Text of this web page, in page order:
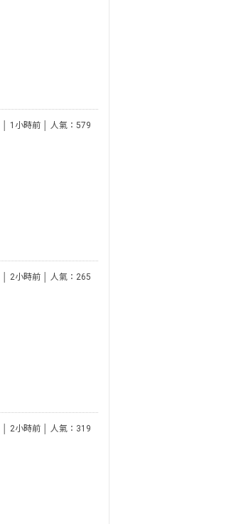
│ 1小時前 │ 人氣：579
│ 2小時前 │ 人氣：265
│ 2小時前 │ 人氣：319